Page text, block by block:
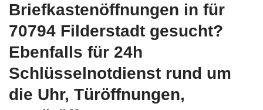
Briefkastenöffnungen in für
70794 Filderstadt gesucht?
Ebenfalls für 24h
Schlüsselnotdienst rund um
die Uhr, Türöffnungen,